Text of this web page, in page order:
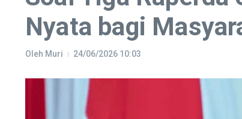
Nyata bagi
Oleh Muri 24/06/2026 10:03